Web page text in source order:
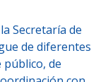
Secretaría de
de diferentes
de